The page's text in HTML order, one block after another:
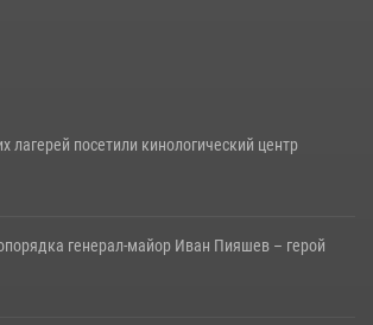
лагерей посетили кинологический центр
генерал-майор Иван Пияшев – герой